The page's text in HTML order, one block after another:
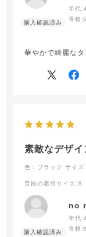
年代:
骨格
華やかで綺麗なタ
素敵なデザイ
色：ブラック サイズ
普段の着用サイズ :S
no
年代:
骨格